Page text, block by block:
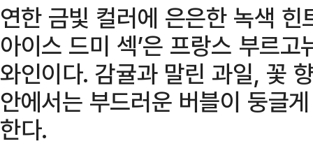
연한 금빛 컬러에 은은한 녹색 힌
아이스 드미 섹’은 프랑스 부르
와인이다. 감귤과 말린 과일, 꽃
안에서는 부드러운 버블이 둥글
한다.